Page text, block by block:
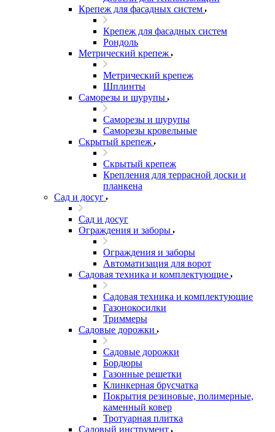
Крепеж для фасадных систем
Крепеж для фасадных систем
Рондоль
Метрический крепеж
Метрический крепеж
Шплинты
Саморезы и шурупы
Саморезы и шурупы
Саморезы кровельные
Скрытый крепеж
Скрытый крепеж
Крепления для террасной доски и
планкена
Сад и досуг
Сад и досуг
Ограждения и заборы
Ограждения и заборы
Автоматизация для ворот
Садовая техника и комплектующие
Садовая техника и комплектующие
Газонокосилки
Триммеры
Садовые дорожки
Садовые дорожки
Бордюры
Газонные решетки
Клинкерная брусчатка
Покрытия резиновые, полимерные,
каменный ковер
Тротуарная плитка
Садовый инструмент